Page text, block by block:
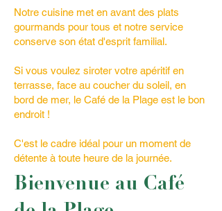
Notre cuisine met en avant des plats
gourmands pour tous et notre service
conserve son état d'esprit familial.
Si vous voulez siroter votre apéritif en
terrasse, face au coucher du soleil, en
bord de mer, le Café de la Plage est le bon
endroit !
C'est le cadre idéal pour un moment de
détente à toute heure de la journée.
Bienvenue au Café